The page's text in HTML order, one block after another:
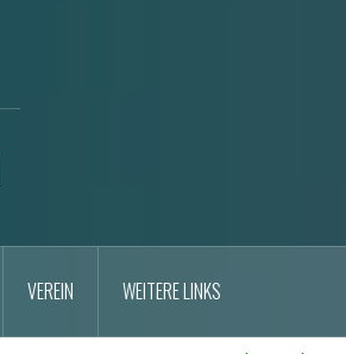
VEREIN WEITERE LINKS